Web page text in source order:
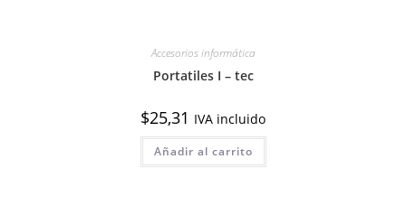
Accesorios informática
Portatiles I – tec
$25,31 IVA incluido
Añadir al carrito